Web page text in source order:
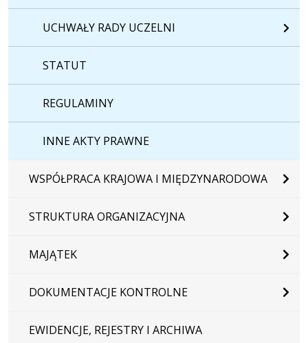
UCHWAŁY RADY UCZELNI
STATUT
REGULAMINY
INNE AKTY PRAWNE
WSPÓŁPRACA KRAJOWA I MIĘDZYNARODOWA
STRUKTURA ORGANIZACYJNA
MAJĄTEK
DOKUMENTACJE KONTROLNE
EWIDENCJE, REJESTRY I ARCHIWA